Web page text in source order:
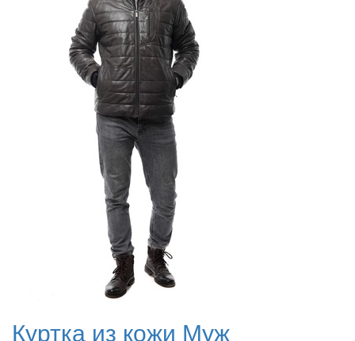
Куртка из кожи Муж